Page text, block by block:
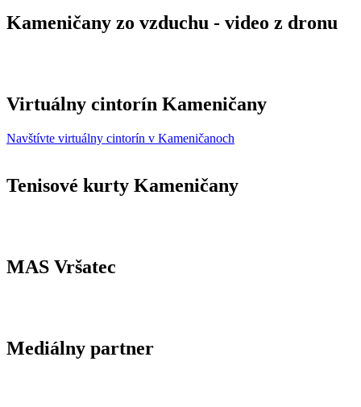
Kameničany zo vzduchu - video z dronu
Virtuálny cintorín Kameničany
Navštívte virtuálny cintorín v Kameničanoch
Tenisové kurty Kameničany
MAS Vršatec
Mediálny partner